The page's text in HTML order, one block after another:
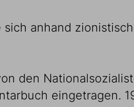
anhand
den
eingetragen.